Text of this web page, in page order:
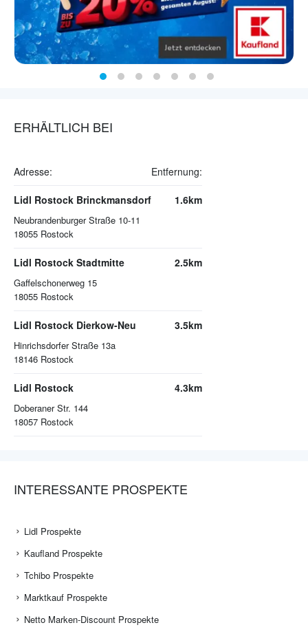
ERHÄLTLICH BEI
Adresse: Entfernung:
Lidl Rostock Brinckmansdorf
Neubrandenburger Straße 10-11
18055 Rostock
1.6km
Lidl Rostock Stadtmitte
Gaffelschonerweg 15
18055 Rostock
2.5km
Lidl Rostock Dierkow-Neu
Hinrichsdorfer Straße 13a
18146 Rostock
3.5km
Lidl Rostock
Doberaner Str. 144
18057 Rostock
4.3km
INTERESSANTE PROSPEKTE
Lidl Prospekte
Kaufland Prospekte
Tchibo Prospekte
Marktkauf Prospekte
Netto Marken-Discount Prospekte